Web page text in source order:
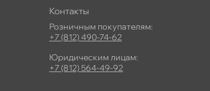
Контакты
Розничным покупателям:
+7 (812) 490-74-62
Юридическим лицам:
+7 (812) 564-49-92